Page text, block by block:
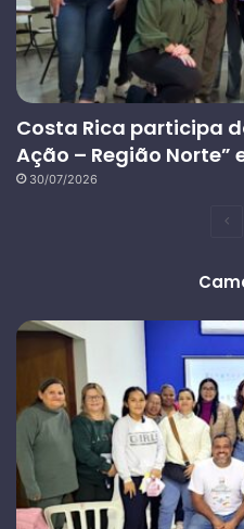
Costa Rica participa
Ação – Região Norte”
30/07/2026